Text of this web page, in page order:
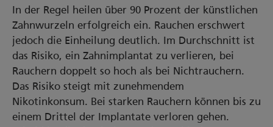
In der Regel heilen über 90 Prozent der künstlichen
Zahnwurzeln erfolgreich ein. Rauchen erschwert
jedoch die Einheilung deutlich. Im Durchschnitt ist
das Risiko, ein Zahnimplantat zu verlieren, bei
Rauchern doppelt so hoch als bei Nichtrauchern.
Das Risiko steigt mit zunehmendem
Nikotinkonsum. Bei starken Rauchern können bis zu
einem Drittel der Implantate verloren gehen.